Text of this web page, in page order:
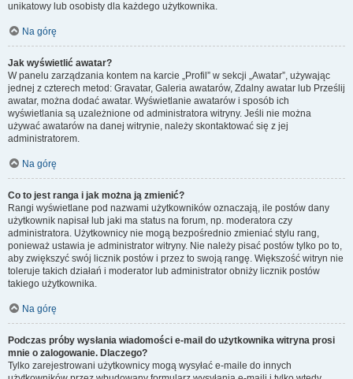
unikatowy lub osobisty dla każdego użytkownika.
Na górę
Jak wyświetlić awatar?
W panelu zarządzania kontem na karcie „Profil” w sekcji „Awatar”, używając
jednej z czterech metod: Gravatar, Galeria awatarów, Zdalny awatar lub Prześlij
awatar, można dodać awatar. Wyświetlanie awatarów i sposób ich
wyświetlania są uzależnione od administratora witryny. Jeśli nie można
używać awatarów na danej witrynie, należy skontaktować się z jej
administratorem.
Na górę
Co to jest ranga i jak można ją zmienić?
Rangi wyświetlane pod nazwami użytkowników oznaczają, ile postów dany
użytkownik napisał lub jaki ma status na forum, np. moderatora czy
administratora. Użytkownicy nie mogą bezpośrednio zmieniać stylu rang,
ponieważ ustawia je administrator witryny. Nie należy pisać postów tylko po to,
aby zwiększyć swój licznik postów i przez to swoją rangę. Większość witryn nie
toleruje takich działań i moderator lub administrator obniży licznik postów
takiego użytkownika.
Na górę
Podczas próby wysłania wiadomości e-mail do użytkownika witryna prosi
mnie o zalogowanie. Dlaczego?
Tylko zarejestrowani użytkownicy mogą wysyłać e-maile do innych